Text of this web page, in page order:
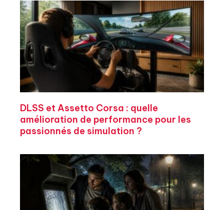
DLSS et Assetto Corsa : quelle
amélioration de performance pour les
passionnés de simulation ?